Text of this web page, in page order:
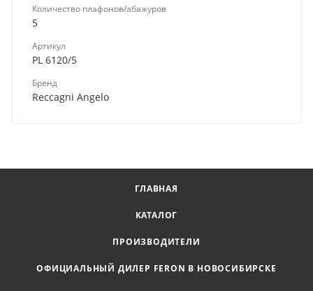
Количество плафонов/абажуров
5
Артикул
PL 6120/5
Бренд
Reccagni Angelo
ГЛАВНАЯ
КАТАЛОГ
ПРОИЗВОДИТЕЛИ
ОФИЦИАЛЬНЫЙ ДИЛЕР FERON В НОВОСИБИРСКЕ